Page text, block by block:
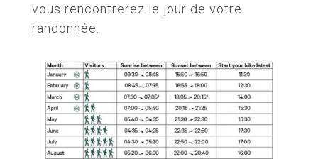
vous rencontrerez le jour de votre
randonnée.